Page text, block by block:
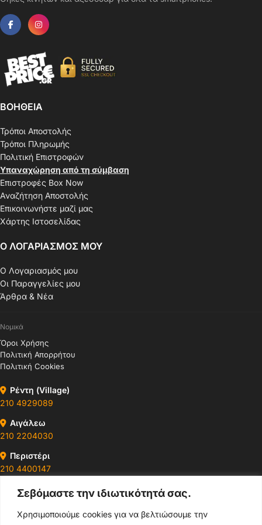
Σεβόμαστε την ιδιωτικότητά σας.
Χρησιμοποιούμε cookies για να βελτιώσουμε την
ΒΟΗΘΕΙΑ
Τρόποι Αποστολής
Τρόποι Πληρωμής
Πολιτική Επιστροφών
Υπαναχώρηση από τη σύμβαση
Επιστροφές Box Now
Αναζήτηση Αποστολής
Επικοινωνήστε μαζί μας
Χάρτης Ιστοσελίδας
Ο ΛΟΓΑΡΙΑΣΜΟΣ ΜΟΥ
Ο Λογαριασμός μου
Οι Παραγγελίες μου
Άρθρα & Νέα
Νομικά
Όροι Χρήσης
Πολιτική Απορρήτου
Πολιτική Cookies
Ρέντη (Village)
210 4929089
Αιγάλεω
210 2204030
Περιστέρι
210 4400147
Ωράρια & Διευθύνσεις →